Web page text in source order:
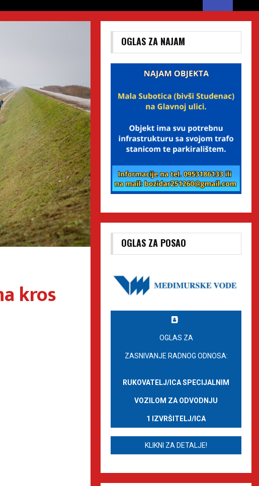
kros
OGLAS ZA NAJAM
OGLAS ZA POSAO
OGLAS ZA
ZASNIVANJE RADNOG ODNOSA:
RUKOVATELJ/ICA SPECIJALNIM
VOZILOM ZA ODVODNJU
1 IZVRŠITELJ/ICA
KLIKNI ZA DETALJE!